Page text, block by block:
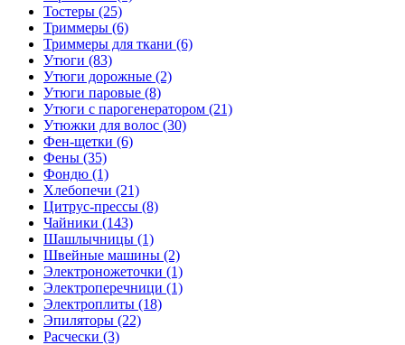
Тостеры (25)
Триммеры (6)
Триммеры для ткани (6)
Утюги (83)
Утюги дорожные (2)
Утюги паровые (8)
Утюги с парогенератором (21)
Утюжки для волос (30)
Фен-щетки (6)
Фены (35)
Фондю (1)
Хлебопечи (21)
Цитрус-прессы (8)
Чайники (143)
Шашлычницы (1)
Швейные машины (2)
Электроножеточки (1)
Электроперечници (1)
Электроплиты (18)
Эпиляторы (22)
Расчески (3)